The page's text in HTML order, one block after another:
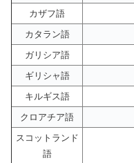
カザフ語
カタラン語
ガリシア語
ギリシャ語
キルギス語
クロアチア語
スコットランド
語